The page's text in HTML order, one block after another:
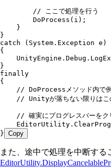
        // ここで処理を行う
        DoProcess
(i);
    }
}
catch ( System . Exception e)
{
    UnityEngine
. Debug .
}
finally
{
// DoProcessメソッド内で例
// Unityが落ちない限りはこ
// 確実にプログレスバーをク
    EditorUtility
.
} Copy
また、途中で処理を中断する